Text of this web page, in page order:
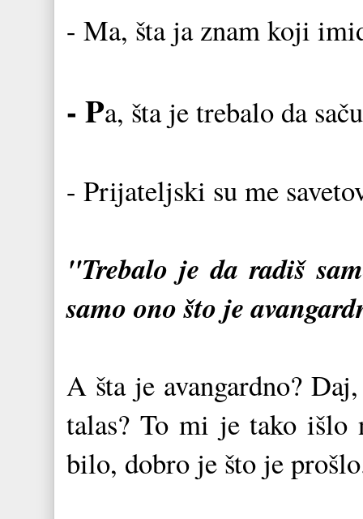
- Ma, šta ja znam koji
- Pa, šta je trebalo da
- Prijateljski su me
"Trebalo je da radiš
samo ono što je
A šta je avangardno?
talas? To mi je tako
bilo, dobro je što je